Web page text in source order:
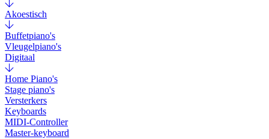
Akoestisch
Buffetpiano's
Vleugelpiano's
Digitaal
Home Piano's
Stage piano's
Versterkers
Keyboards
MIDI-Controller
Master-keyboard